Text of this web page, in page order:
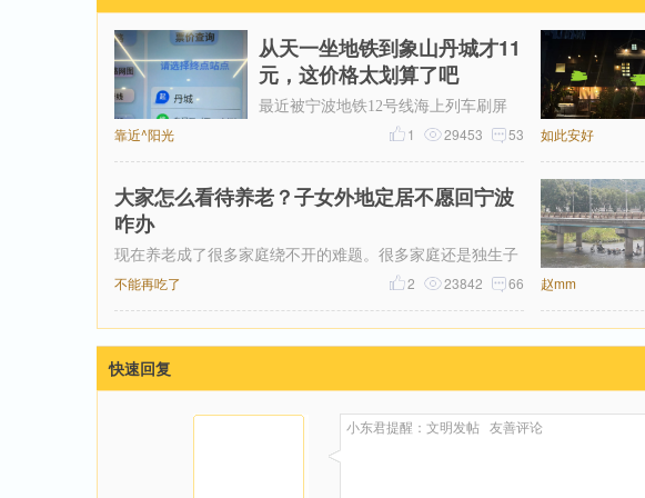
从天一坐地铁到象山丹城才11
元，这价格太划算了吧
最近被宁波地铁12号线海上列车刷屏
了，然后又在网上刷到了地铁12号线的
票价，从天一广场坐到象山丹城是11晕
靠近^阳光 53
29453
1 如此安好
大家怎么看待养老？子女外地定居不愿回宁波
咋办
现在养老成了很多家庭绕不开的难题。很多家庭还是独生子
女，不少年轻人在外成家立业，在大城市扎根生子，就
不能再吃了 66
23842
2 赵mm
快速回复